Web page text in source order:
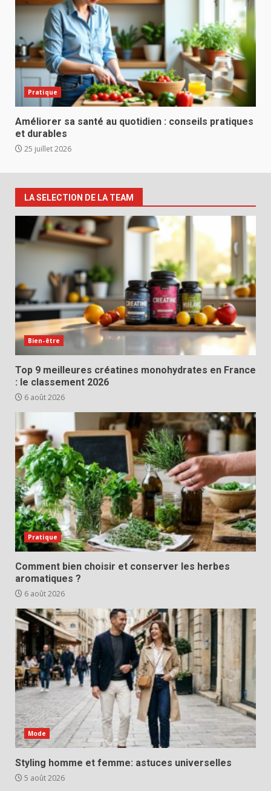
Pratique
Améliorer sa santé au quotidien : conseils pratiques
et durables
25 juillet 2026
LA SELECTION DE LA TEAM
Bien-être
Top 9 meilleures créatines monohydrates en France
: le classement 2026
6 août 2026
Pratique
Comment bien choisir et conserver les herbes
aromatiques ?
6 août 2026
Mode
Styling homme et femme: astuces universelles
5 août 2026